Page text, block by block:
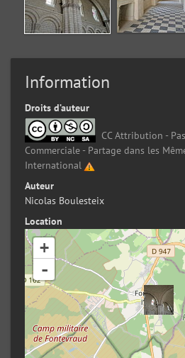
Information
Droits d’auteur
CC Attribution -
Commerciale - Partage dans les
International
Auteur
Nicolas Boulesteix
Location
+
-